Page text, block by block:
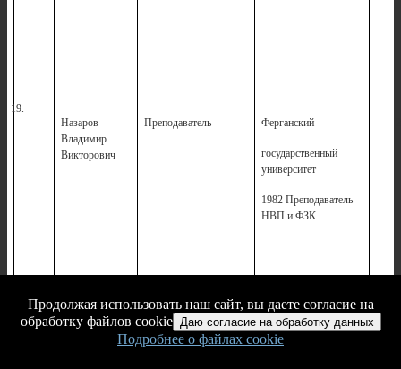
19.
Назаров
Владимир
Викторович
Преподаватель
8(83139)23313
ppt52@bk.ru
Ферганский
государственный
университет
1982 Преподаватель
НВП и ФЗК
Продолжая использовать наш сайт, вы даете согласие на
обработку файлов cookie Даю согласие на обработку данных
Подробнее о файлах cookie